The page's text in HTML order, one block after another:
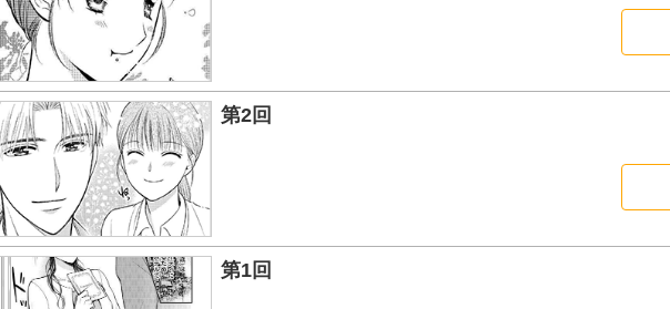
コメン
コメン
第2回
第1回